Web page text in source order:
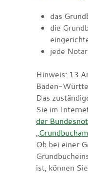
das
die
jede
Hinweis: 13
Baden-
Das
Sie im
der
„
Ob bei einer
ist, können